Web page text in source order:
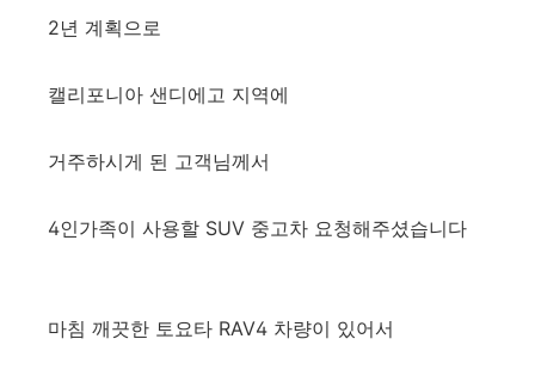
2년 계획으로
캘리포니아 샌디에고 지역에
거주하시게 된 고객님께서
4인가족이 사용할 SUV 중고차 요청해주셨습니다
마침 깨끗한 토요타 RAV4 차량이 있어서